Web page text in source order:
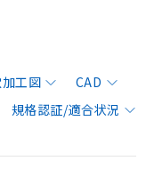
工図
CAD
規格認証/適合状況